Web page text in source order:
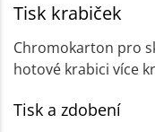
Tisk krabiček
Chromokarton pro
hotové krabici více
Tisk a zdobení